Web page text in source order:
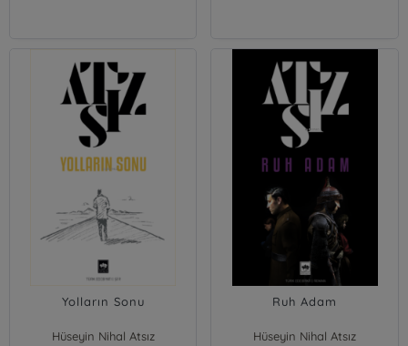
Yolların Sonu
Hüseyin Nihal Atsız
Ruh Adam
Hüseyin Nihal Atsız